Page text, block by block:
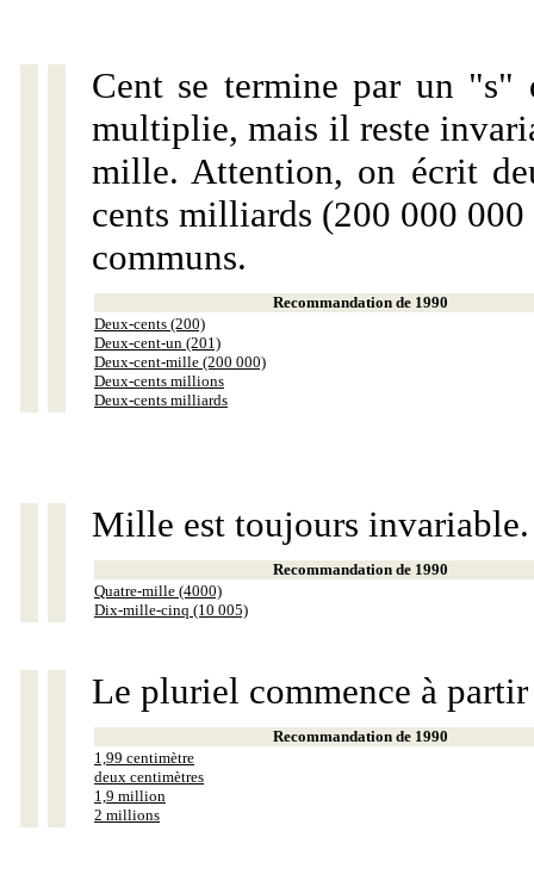
Cent se termine par un "s"
multiplie, mais il reste
mille. Attention, on écrit
cents milliards (200 000
communs.
Recommandation de 1990
Deux-cents (200)
Deux-cent-un (201)
Deux-cent-mille (200 000)
Deux-cents millions
Deux-cents milliards
Mille est toujours invariable.
Recommandation de 1990
Quatre-mille (4000)
Dix-mille-cinq (10 005)
Le pluriel commence à
Recommandation de 1990
1,99 centimètre
deux centimètres
1,9 million
2 millions